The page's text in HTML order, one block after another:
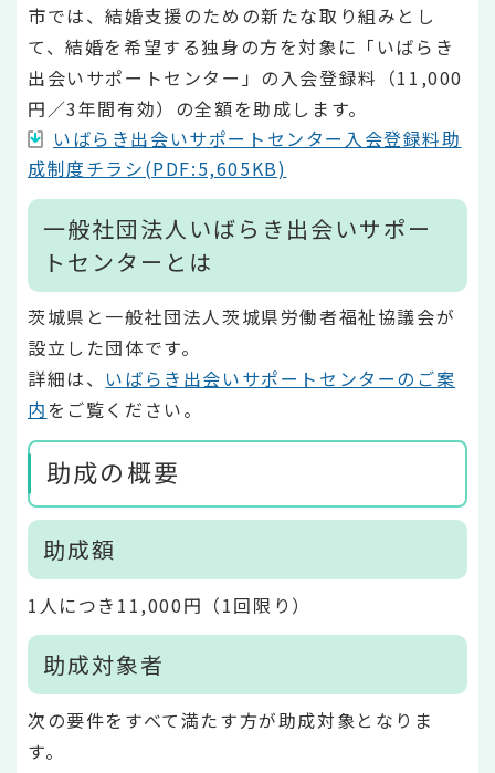
市では、結婚支援のための新たな取り組みとし
て、結婚を希望する独身の方を対象に「いばらき
出会いサポートセンター」の入会登録料（11,000
円／3年間有効）の全額を助成します。
いばらき出会いサポートセンター入会登録料助
成制度チラシ(PDF:5,605KB)
一般社団法人いばらき出会いサポー
トセンターとは
茨城県と一般社団法人茨城県労働者福祉協議会が
設立した団体です。
詳細は、 いばらき出会いサポートセンターのご案
内をご覧ください。
助成の概要
助成額
1人につき11,000円（1回限り）
助成対象者
次の要件をすべて満たす方が助成対象となりま
す。